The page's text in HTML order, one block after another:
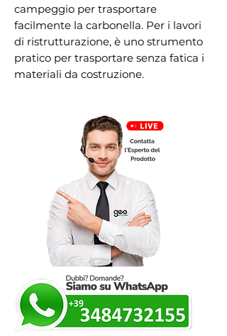
campeggio per trasportare
facilmente la carbonella. Per i lavori
di ristrutturazione, è uno strumento
pratico per trasportare senza fatica i
materiali da costruzione.